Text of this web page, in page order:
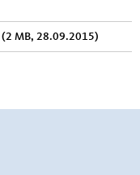
(2 MB, 28.09.2015)